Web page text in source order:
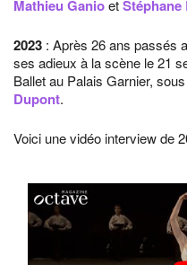
Mathieu Ganioet
2023 : Après 26 ans passés
ses adieux à la scène le 21
Ballet au Palais Garnier,
Dupont.
Voici une vidéo interview de